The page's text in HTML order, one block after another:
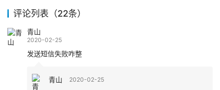
评论列表（22条）
青山
2020-02-25
发送短信失败咋整
青山 2020-02-25